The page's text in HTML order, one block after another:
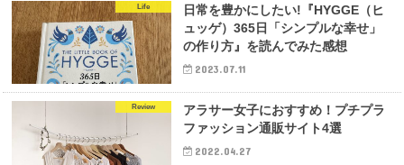
Life
日常を豊かにしたい!『HYGGE（ヒ
ュッゲ）365日「シンプルな幸せ」
の作り方』を読んでみた感想
2023.07.11
Review
アラサー女子におすすめ！プチプラ
ファッション通販サイト4選
2022.04.27